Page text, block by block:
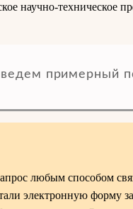
научно-техническое
примерный
любым способом
электронную форму